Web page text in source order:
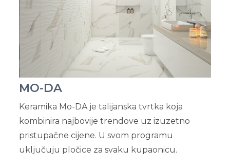
MO-DA
Keramika Mo-DA je talijanska tvrtka koja
kombinira najbovije trendove uz izuzetno
pristupačne cijene. U svom programu
uključuju pločice za svaku kupaonicu.